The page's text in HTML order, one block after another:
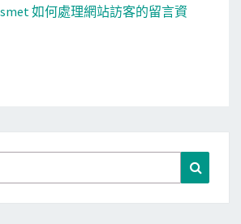
如何處理網站訪客的留言資